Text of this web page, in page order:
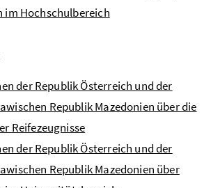
im Hochschulbereich
der Republik Österreich und der
Republik Mazedonien über die
Reifezeugnisse
der Republik Österreich und der
Republik Mazedonien über